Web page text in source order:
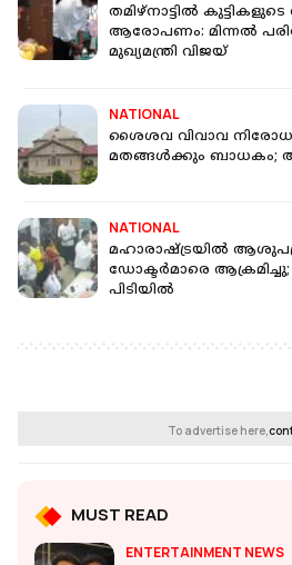
തമിഴ്നാട്ടിൽ
ആരോപണം: മിന്നൽ
മുഖ്യമന്ത്രി വിജയ്
NATIONAL
ശൈശവ വിവാവ
മതങ്ങള്‍ക്കും
NATIONAL
മഹാരാഷ്ട്രയില്‍
ഡോക്ടര്‍മാരെ
പിടിയില്‍
To advertise here,
MUST READ
ENTERTAINMENT NEWS